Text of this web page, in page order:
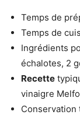
Temps de
Temps de
Ingrédients
échalotes, 2
Recette
vinaigre
Conservation